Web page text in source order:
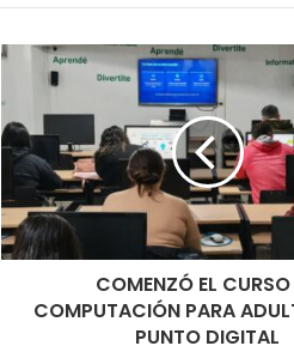
COMENZÓ EL CURSO
COMPUTACIÓN PARA
PUNTO DIGITAL